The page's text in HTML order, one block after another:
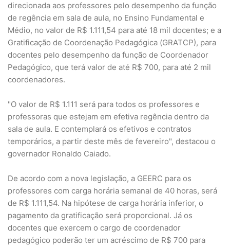
direcionada aos professores pelo desempenho da função
de regência em sala de aula, no Ensino Fundamental e
Médio, no valor de R$ 1.111,54 para até 18 mil docentes; e a
Gratificação de Coordenação Pedagógica (GRATCP), para
docentes pelo desempenho da função de Coordenador
Pedagógico, que terá valor de até R$ 700, para até 2 mil
coordenadores.
"O valor de R$ 1.111 será para todos os professores e
professoras que estejam em efetiva regência dentro da
sala de aula. E contemplará os efetivos e contratos
temporários, a partir deste mês de fevereiro", destacou o
governador Ronaldo Caiado.
De acordo com a nova legislação, a GEERC para os
professores com carga horária semanal de 40 horas, será
de R$ 1.111,54. Na hipótese de carga horária inferior, o
pagamento da gratificação será proporcional. Já os
docentes que exercem o cargo de coordenador
pedagógico poderão ter um acréscimo de R$ 700 para